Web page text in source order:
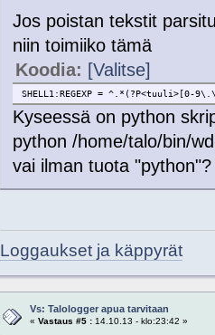
Jos poistan tekstit
niin toimiiko tämä
Koodia: [Valitse]
SHELL1:REGEXP =
Kyseessä on python
python /home/talo/bin/
vai ilman tuota "python"?
Loggaukset ja käppyrät
Vs: Talologger apua tarvitaan
« Vastaus #5 :14.10.13 - klo:23:42 »